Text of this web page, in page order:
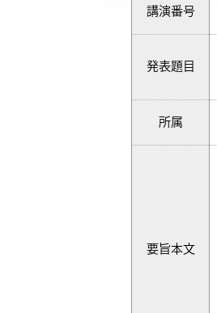
講演番号
発表題目
所属
要旨本文